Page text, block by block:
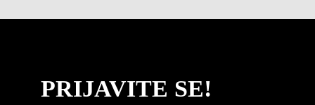
PRIJAVITE SE!